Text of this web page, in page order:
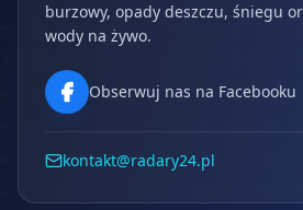
burzowy, opady deszczu, śniegu
wody na żywo.
Obserwuj nas na Facebooku
kontakt@radary24.pl